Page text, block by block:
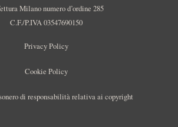
Milano numero d’ordine 285
C.F./P.IVA 03547690150
Privacy Policy
Cookie Policy
di responsabilità relativa ai copyright